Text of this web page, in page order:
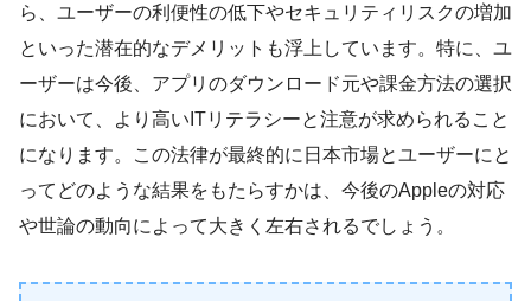
ら、ユーザーの利便性の低下やセキュリティリスクの増加
といった潜在的なデメリットも浮上しています。特に、ユ
ーザーは今後、アプリのダウンロード元や課金方法の選択
において、より高いITリテラシーと注意が求められること
になります。この法律が最終的に日本市場とユーザーにと
ってどのような結果をもたらすかは、今後のAppleの対応
や世論の動向によって大きく左右されるでしょう。